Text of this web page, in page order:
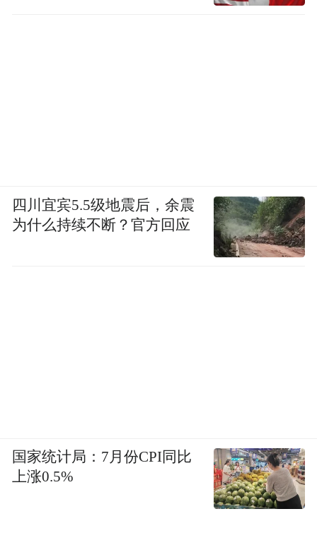
四川宜宾5.5级地震后，余震
为什么持续不断？官方回应
国家统计局：7月份CPI同比
上涨0.5%